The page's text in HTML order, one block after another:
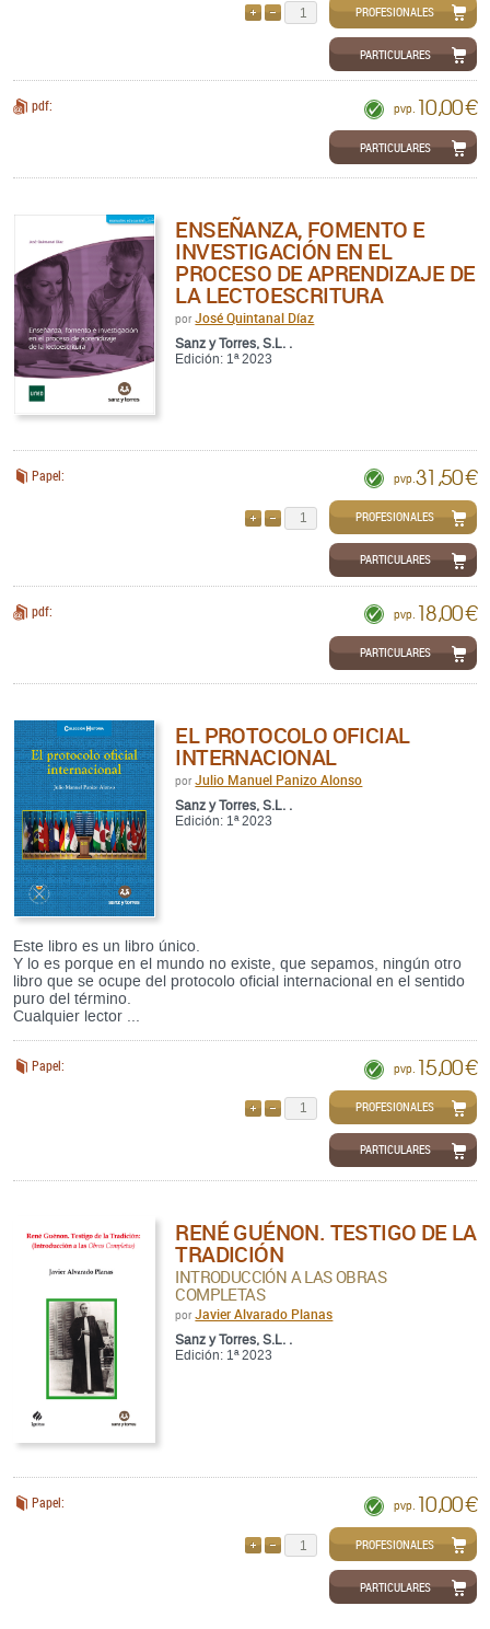
QUITARPROFESIONALES
PARTICULARES
pdf: pvp. 10,00 €
PARTICULARES
ENSEÑANZA, FOMENTO E
INVESTIGACIÓN EN EL
PROCESO DE APRENDIZAJE DE
LA LECTOESCRITURA
porJosé Quintanal Díaz
Sanz y Torres, S.L. .
Edición: 1ª 2023
Papel: pvp. 31,50 €
QUITARPROFESIONALES
PARTICULARES
pdf: pvp. 18,00 €
PARTICULARES
EL PROTOCOLO OFICIAL
INTERNACIONAL
porJulio Manuel Panizo Alonso
Sanz y Torres, S.L. .
Edición: 1ª 2023
Este libro es un libro único.
Y lo es porque en el mundo no existe, que sepamos, ningún otro
libro que se ocupe del protocolo oficial internacional en el sentido
puro del término.
Cualquier lector ...
Papel: pvp. 15,00 €
QUITARPROFESIONALES
PARTICULARES
RENÉ GUÉNON. TESTIGO DE LA
TRADICIÓN
INTRODUCCIÓN A LAS OBRAS
COMPLETAS
porJavier Alvarado Planas
Sanz y Torres, S.L. .
Edición: 1ª 2023
Papel: pvp. 10,00 €
QUITARPROFESIONALES
PARTICULARES